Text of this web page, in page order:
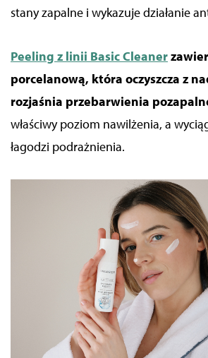
mogą udostępniać te informacje z
korzystania z ich usług.
stany zapalne i wykazuje działanie
Peeling z linii Basic Cleaner
porcelanową, która oczyszcza z
rozjaśnia przebarwienia
właściwy poziom nawilżenia, a
łagodzi podrażnienia.